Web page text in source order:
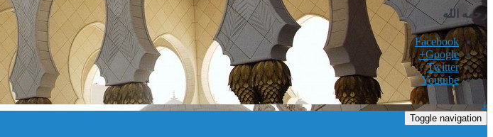
رحمه الله
Facebook
Google+
Twitter
Youtube
↓
Toggle navigation